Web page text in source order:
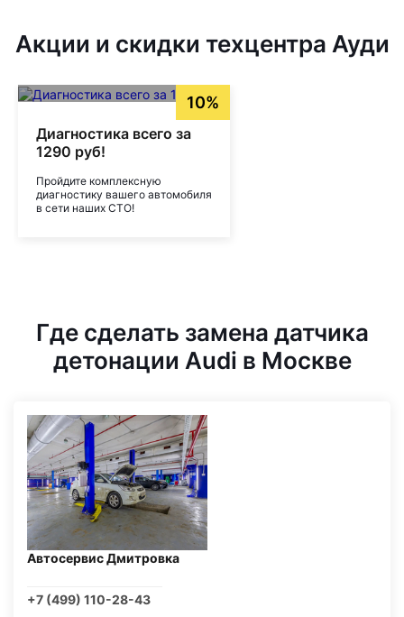
Акции и скидки техцентра Ауди
10%
Диагностика всего за
1290 руб!
Пройдите комплексную
диагностику вашего автомобиля
в сети наших СТО!
Где сделать замена датчика
детонации Audi в Москве
Автосервис Дмитровка
+7 (499) 110-28-43